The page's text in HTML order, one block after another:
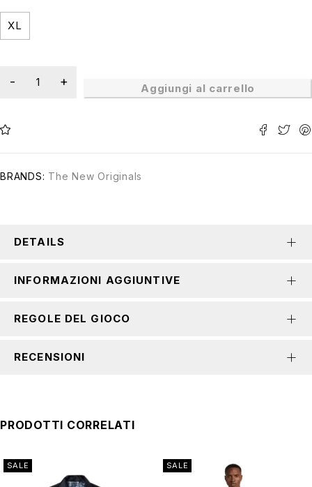
XL
Aggiungi al carrello
BRANDS: The New Originals
DETAILS
INFORMAZIONI AGGIUNTIVE
REGOLE DEL GIOCO
RECENSIONI
PRODOTTI CORRELATI
SALE SALE